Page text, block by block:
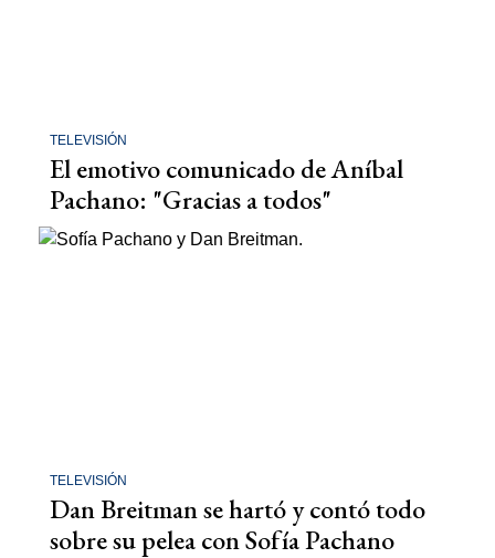
TELEVISIÓN
El emotivo comunicado de Aníbal
Pachano: "Gracias a todos"
TELEVISIÓN
Dan Breitman se hartó y contó todo
sobre su pelea con Sofía Pachano